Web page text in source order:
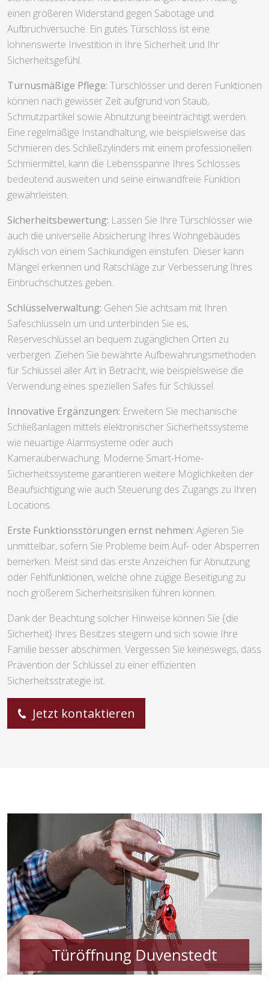
einen größeren Widerstand gegen Sabotage und
Aufbruchversuche. Ein gutes Türschloss ist eine
lohnenswerte Investition in Ihre Sicherheit und Ihr
Sicherheitsgefühl.
Turnusmäßige Pflege: Türschlösser und deren Funktionen
können nach gewisser Zeit aufgrund von Staub,
Schmutzpartikel sowie Abnutzung beeinträchtigt werden.
Eine regelmäßige Instandhaltung, wie beispielsweise das
Schmieren des Schließzylinders mit einem professionellen
Schmiermittel, kann die Lebensspanne Ihres Schlosses
bedeutend ausweiten und seine einwandfreie Funktion
gewährleisten.
Sicherheitsbewertung: Lassen Sie Ihre Türschlösser wie
auch die universelle Absicherung Ihres Wohngebäudes
zyklisch von einem Sachkundigen einstufen. Dieser kann
Mängel erkennen und Ratschläge zur Verbesserung Ihres
Einbruchschutzes geben.
Schlüsselverwaltung: Gehen Sie achtsam mit Ihren
Safeschlüsseln um und unterbinden Sie es,
Reserveschlüssel an bequem zugänglichen Orten zu
verbergen. Ziehen Sie bewährte Aufbewahrungsmethoden
für Schlüssel aller Art in Betracht, wie beispielsweise die
Verwendung eines speziellen Safes für Schlüssel.
Innovative Ergänzungen: Erweitern Sie mechanische
Schließanlagen mittels elektronischer Sicherheitssysteme
wie neuartige Alarmsysteme oder auch
Kameraüberwachung. Moderne Smart-Home-
Sicherheitssysteme garantieren weitere Möglichkeiten der
Beaufsichtigung wie auch Steuerung des Zugangs zu Ihren
Locations.
Erste Funktionsstörungen ernst nehmen: Agieren Sie
unmittelbar, sofern Sie Probleme beim Auf- oder Absperren
bemerken. Meist sind das erste Anzeichen für Abnutzung
oder Fehlfunktionen, welche ohne zügige Beseitigung zu
noch größerem Sicherheitsrisiken führen können.
Dank der Beachtung solcher Hinweise können Sie {die
Sicherheit} Ihres Besitzes steigern und sich sowie Ihre
Familie besser abschirmen. Vergessen Sie keineswegs, dass
Prävention der Schlüssel zu einer effizienten
Sicherheitsstrategie ist.
Jetzt kontaktieren